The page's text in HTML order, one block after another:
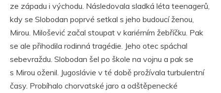
ze západu i východu. Následovala sladká léta teenagerů,
kdy se Slobodan poprvé setkal s jeho budoucí ženou,
Mirou. Milošević začal stoupat v kariérním žebříčku. Pak
se ale přihodila rodinná tragédie. Jeho otec spáchal
sebevraždu. Slobodan šel po škole na vojnu a pak se
s Mirou oženil. Jugoslávie v té době prožívala turbulentní
časy. Probíhalo chorvatské jaro a odštěpenecké